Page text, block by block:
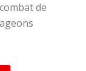
de